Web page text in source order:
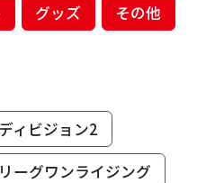
グッズ その他
ィビジョン2
ーグワンライジング